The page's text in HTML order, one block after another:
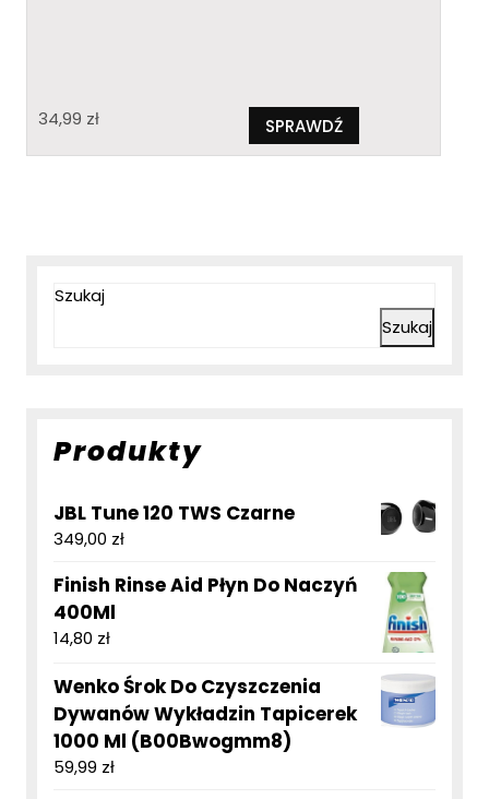
34,99 zł SPRAWDŹ
Szukaj
Szukaj
Produkty
JBL Tune 120 TWS Czarne
349,00 zł
Finish Rinse Aid Płyn Do Naczyń
400Ml
14,80 zł
Wenko Śrok Do Czyszczenia
Dywanów Wykładzin Tapicerek
1000 Ml (B00Bwogmm8)
59,99 zł